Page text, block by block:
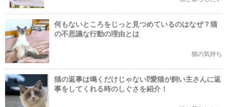
何もないところをじっと見つめているのはなぜ？猫
の不思議な行動の理由とは
猫の気持ち
猫の返事は鳴くだけじゃない⁉愛猫が飼い主さんに返
事をしてくれる時のしぐさを紹介！